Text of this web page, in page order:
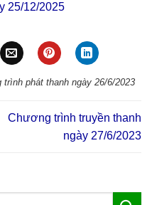
25/12/2025
trình phát thanh ngày 26/6/2023
Chương trình truyền thanh
ngày 27/6/2023